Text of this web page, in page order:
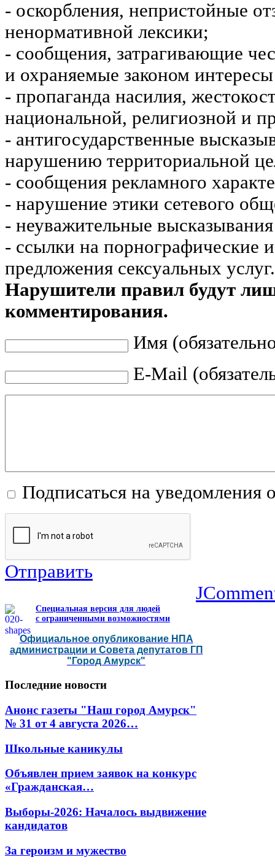
- оскорбления, непристойные
ненормативной лексики;
- сообщения, затрагивающие
и охраняемые законом
- пропаганда насилия,
национальной, религиозной и
- антигосударственные
нарушению территориальной
- сообщения рекламного
- нарушение этики сетевого
- неуважительные
- ссылки на порнографические
предложения сексуальных услуг.
Нарушители правил будут
комментирования.
Имя
E-Mail
Подписаться на уведомления
Отправить
Специальная версия для людей
с ограниченными возможностями
Официальное опубликование НПА
администрации и Совета депутатов ГП
"Город Амурск"
Последние новости
Анонс газеты "Наш город Амурск"
№ 31 от 4 августа 2026…
Школьные каникулы
Объявлен прием заявок на конкурс
«Гражданская…
Выборы-2026: Началось выдвижение
кандидатов
За героизм и мужество